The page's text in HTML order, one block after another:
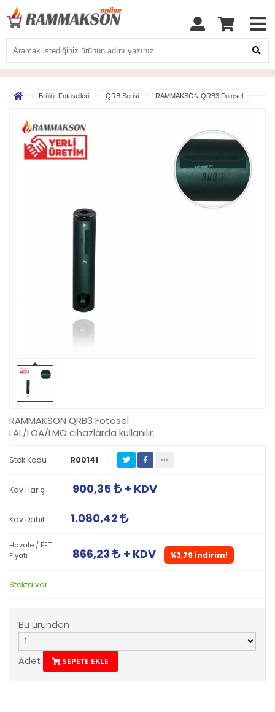
Brülör Fotoselleri QRB Serisi RAMMAKSON QRB3 Fotosel
RAMMAKSON QRB3 Fotosel
LAL/LOA/LMO cihazlarda kullanılır.
Stok Kodu R00141
Kdv Hariç 900,35 + KDV
Kdv Dahil 1.080,42
Havale / EFT
Fiyatı
866,23 + KDV %3,79 İndirim!
Stokta var
Bu üründen
Adet SEPETE EKLE